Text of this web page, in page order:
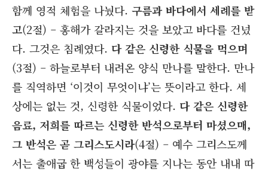
함께 영적 체험을 나눴다. 구름과 바다에서 세례를 받
고(2절) – 홍해가 갈라지는 것을 보았고 바다를 건넜
다. 그것은 침례였다. 다 같은 신령한 식물을 먹으며
(3절) – 하늘로부터 내려온 양식 만나를 말한다. 만나
를 직역하면 ‘이것이 무엇이냐’는 뜻이라고 한다. 세
상에는 없는 것, 신령한 식물이었다. 다 같은 신령한
음료, 저희를 따르는 신령한 반석으로부터 마셨으매,
그 반석은 곧 그리스도시라(4절) – 예수 그리스도께
서는 출애굽 한 백성들이 광야를 지나는 동안 내내 따